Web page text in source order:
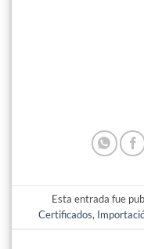
Esta entrada fue
Certificados,